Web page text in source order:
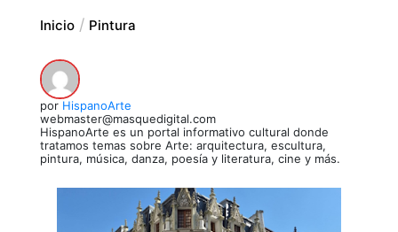
Inicio Pintura
por HispanoArte
webmaster@masquedigital.com
HispanoArte es un portal informativo cultural donde
tratamos temas sobre Arte: arquitectura, escultura,
pintura, música, danza, poesía y literatura, cine y más.